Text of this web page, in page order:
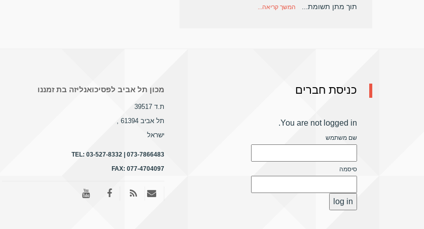
תוך מתן תשומת...
המשך קריאה...
מכון תל אביב לפסיכואנליזה בת זמננו
ת.ד 39517
תל אביב 61394
ישראל
TEL: 03-527-8332 | 073-7866483
FAX: 077-4704097
כניסת חברים
You are not logged in.
שם משתמש
סיסמה